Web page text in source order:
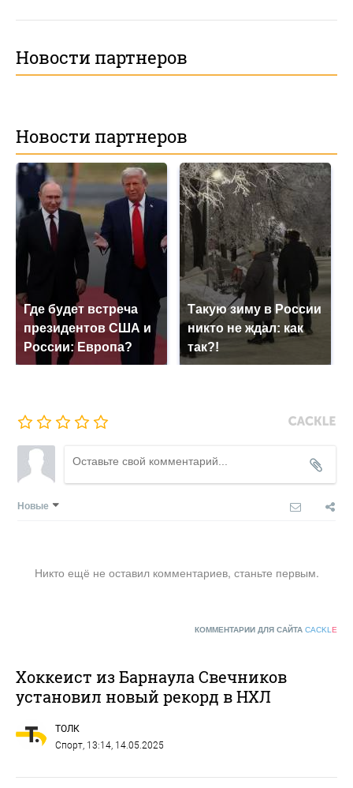
Новости партнеров
Новости партнеров
Где будет встреча
президентов США и
России: Европа?
Такую зиму в России
никто не ждал: как
так?!
Новые
Никто ещё не оставил комментариев, станьте первым.
КОММЕНТАРИИ ДЛЯ САЙТА CACKL E
Хоккеист из Барнаула Свечников
установил новый рекорд в НХЛ
ТОЛК
Спорт, 13:14, 14.05.2025